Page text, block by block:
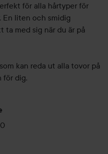
för alla hårtyper för
liten och smidig
ta med sig när du är på
kan reda ut alla tovor på
för dig.